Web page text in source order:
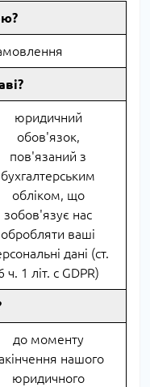
юридичний
обов'язок,
пов'язаний з
бухгалтерським
обліком, що
зобов'язує нас
обробляти ваші
дані (ст.
ч. 1 літ. c GDPR)
до моменту
нашого
юридичного